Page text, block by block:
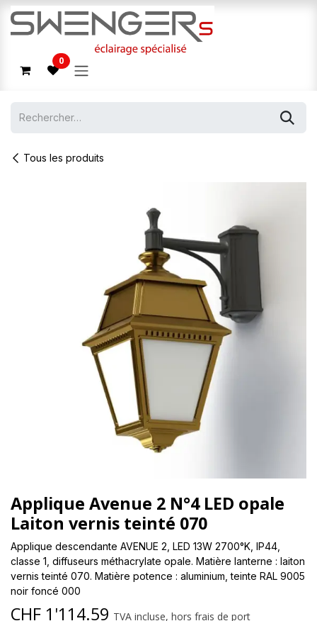
Se rendre au contenu
0
Tous les produits
Applique Avenue 2 N°4 LED opale
Laiton vernis teinté 070
Applique descendante AVENUE 2, LED 13W 2700°K, IP44,
classe 1, diffuseurs méthacrylate opale. Matière lanterne : laiton
vernis teinté 070. Matière potence : aluminium, teinte RAL 9005
noir foncé 000
CHF 1'114.59 TVA incluse, hors frais de port